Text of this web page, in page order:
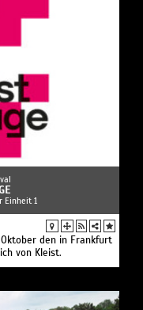
Einheit 1
den in Frankfurt
von Kleist.